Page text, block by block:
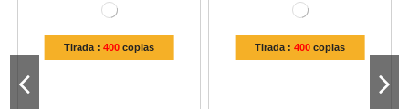
Tirada : 400copias Tirada : 400copias